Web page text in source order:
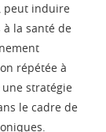
peut induire
à la santé de
répétée à
une stratégie
le cadre de